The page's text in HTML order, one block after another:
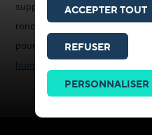
ACCEPTER TOUT
REFUSER
PERSONNALISER
supplémentaires, des
rencontrer. Pour les élèves,
pour le personnel, s'adresser
humaines